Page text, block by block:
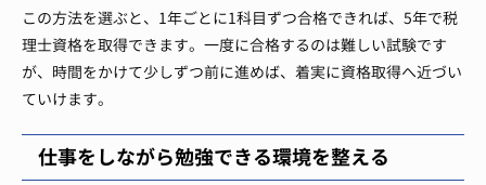
この方法を選ぶと、1年ごとに1科目ずつ合格できれば、5年で税
理士資格を取得できます。一度に合格するのは難しい試験です
が、時間をかけて少しずつ前に進めば、着実に資格取得へ近づい
ていけます。
仕事をしながら勉強できる環境を整える